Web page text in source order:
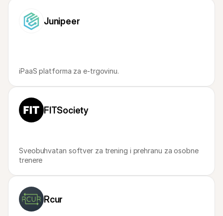
Junipeer
iPaaS platforma za e-trgovinu.
FITSociety
Sveobuhvatan softver za trening i prehranu za osobne
trenere
Rcur
Saznajte zašto je Mollie na vašem bankovnom izvodu
Za Mollie korisnike